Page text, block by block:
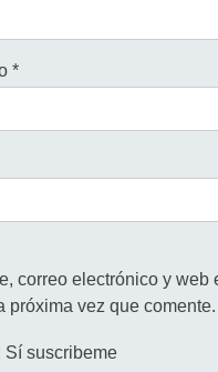
*
correo electrónico y web
próxima vez que comente.
Sí suscribeme